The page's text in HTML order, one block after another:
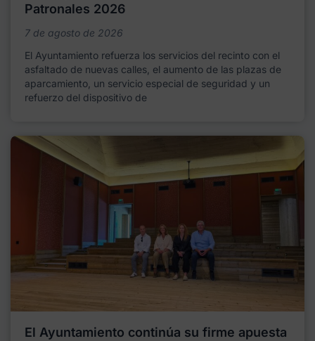
Patronales 2026
7 de agosto de 2026
El Ayuntamiento refuerza los servicios del recinto con el
asfaltado de nuevas calles, el aumento de las plazas de
aparcamiento, un servicio especial de seguridad y un
refuerzo del dispositivo de
El Ayuntamiento continúa su firme apuesta